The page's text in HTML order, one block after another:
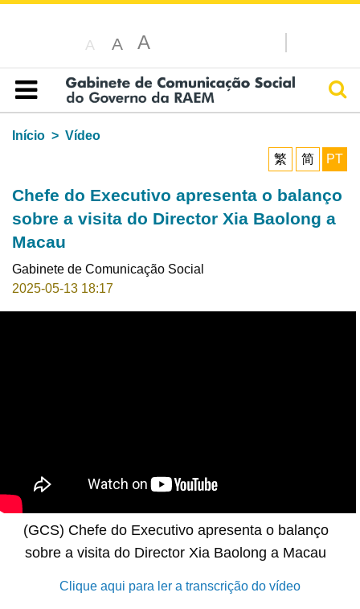
A A A
Índice
Início
Vídeo
繁
简 PT
Chefe do Executivo apresenta o balanço
sobre a visita do Director Xia Baolong a
Macau
Gabinete de Comunicação Social
2025-05-13 18:17
(GCS) Chefe do Executivo apresenta o balanço
sobre a visita do Director Xia Baolong a Macau
Clique aqui para ler a transcrição do vídeo